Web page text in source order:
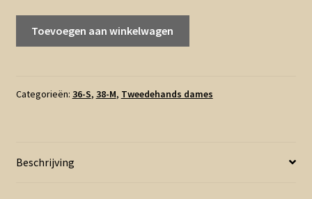
panter
Toevoegen aan winkelwagen
Categorieën: 36-S, 38-M, Tweedehands dames
Beschrijving